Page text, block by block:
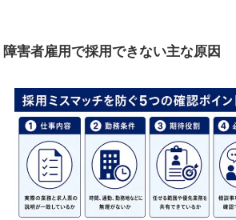
障害者雇用で採用できない主な原因